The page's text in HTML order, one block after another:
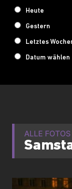
Heute
Gestern
Letztes
Datum wählen
ALLE